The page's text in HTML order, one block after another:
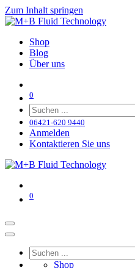
Zum Inhalt springen
Shop
Blog
Über uns
0
06421-620 9440
Anmelden
Kontaktieren Sie uns
0
Shop